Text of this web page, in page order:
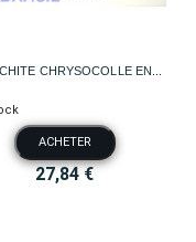
CHRYSOCOLLE EN...
ACHETER
27,84 €